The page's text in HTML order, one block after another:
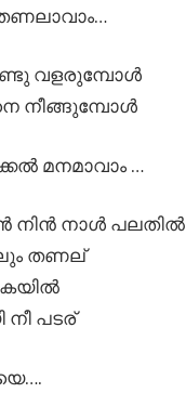
വളരുമ്പോൾ
നീങ്ങുമ്പോൾ
മനമാവാം …
നിൻ നാൾ പലതിൽ
തണല്
നീ പടര്